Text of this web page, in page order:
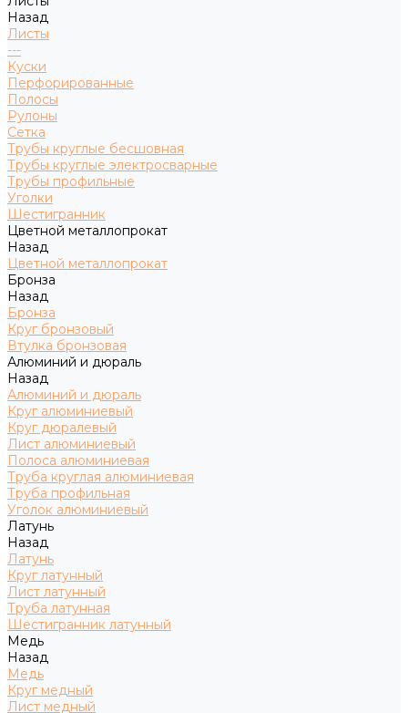
Назад
Листы
---
Куски
Перфорированные
Полосы
Рулоны
Сетка
Трубы круглые бесшовная
Трубы круглые электросварные
Трубы профильные
Уголки
Шестигранник
Цветной металлопрокат
Назад
Цветной металлопрокат
Бронза
Назад
Бронза
Круг бронзовый
Втулка бронзовая
Алюминий и дюраль
Назад
Алюминий и дюраль
Круг алюминиевый
Круг дюралевый
Лист алюминиевый
Полоса алюминиевая
Труба круглая алюминиевая
Труба профильная
Уголок алюминиевый
Латунь
Назад
Латунь
Круг латунный
Лист латунный
Труба латунная
Шестигранник латунный
Медь
Назад
Медь
Круг медный
Лист медный